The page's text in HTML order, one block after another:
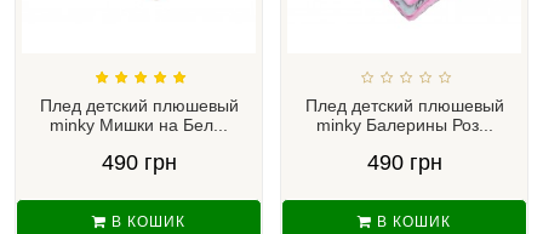
Плед детский плюшевый
minky Мишки на Бел...
490 грн
В КОШИК
Плед детский плюшевый
minky Балерины Роз...
490 грн
В КОШИК